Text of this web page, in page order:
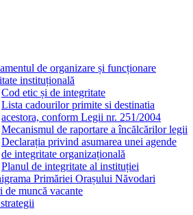
de organizare și funcționare
instituțională
Cod etic și de integritate
Lista cadourilor primite si destinatia
acestora, conform Legii nr. 251/2004
Mecanismul de raportare a încălcărilor legii
Declarația privind asumarea unei agende
de integritate organizațională
Planul de integritate al instituției
Primăriei Orașului Năvodari
de muncă vacante